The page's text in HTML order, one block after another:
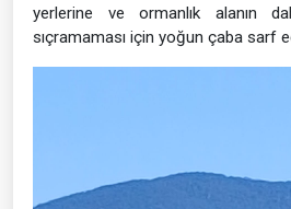
yerlerine ve ormanlık alanın
sıçramaması için yoğun çaba sarf